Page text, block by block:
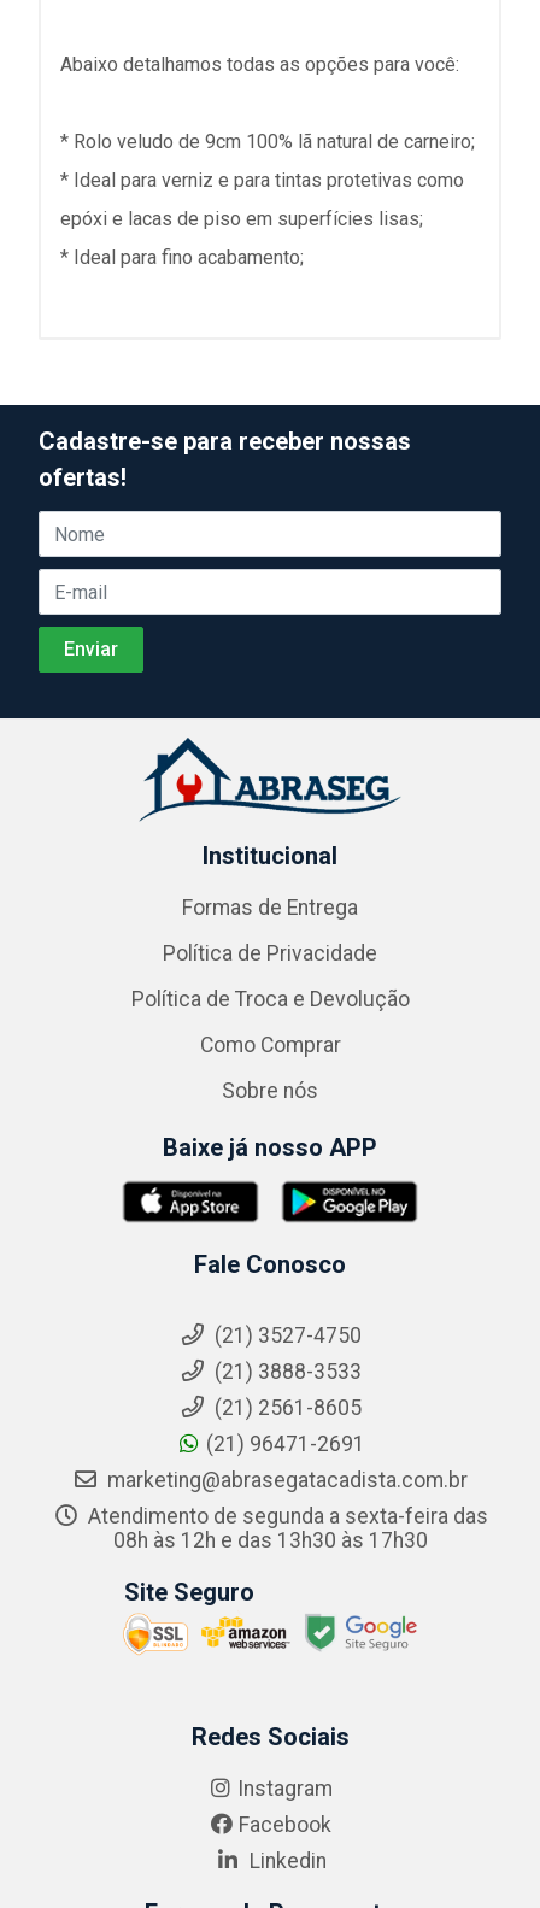
Abaixo detalhamos todas as opções para você:
* Rolo veludo de 9cm 100% lã natural de carneiro;
* Ideal para verniz e para tintas protetivas como
epóxi e lacas de piso em superfícies lisas;
* Ideal para fino acabamento;
Cadastre-se para receber nossas
ofertas!
Institucional
Formas de Entrega
Política de Privacidade
Política de Troca e Devolução
Como Comprar
Sobre nós
Baixe já nosso APP
Fale Conosco
(21) 3527-4750
(21) 3888-3533
(21) 2561-8605
(21) 96471-2691
marketing@abrasegatacadista.com.br
Atendimento de segunda a sexta-feira das
08h às 12h e das 13h30 às 17h30
Site Seguro
Redes Sociais
Instagram
Facebook
Linkedin